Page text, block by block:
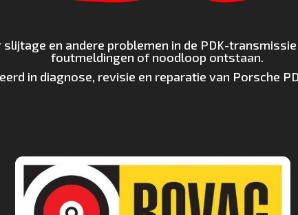
en andere problemen in de PDK-
foutmeldingen of noodloop ontstaan.
in diagnose, revisie en reparatie van Porsche